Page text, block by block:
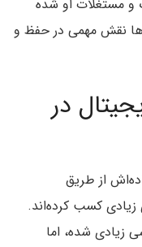
و مستغلات او شده
نقش مهمی در حفظ و
در
از طریق
زیادی کسب کرده‌اند.
زیادی شده، اما